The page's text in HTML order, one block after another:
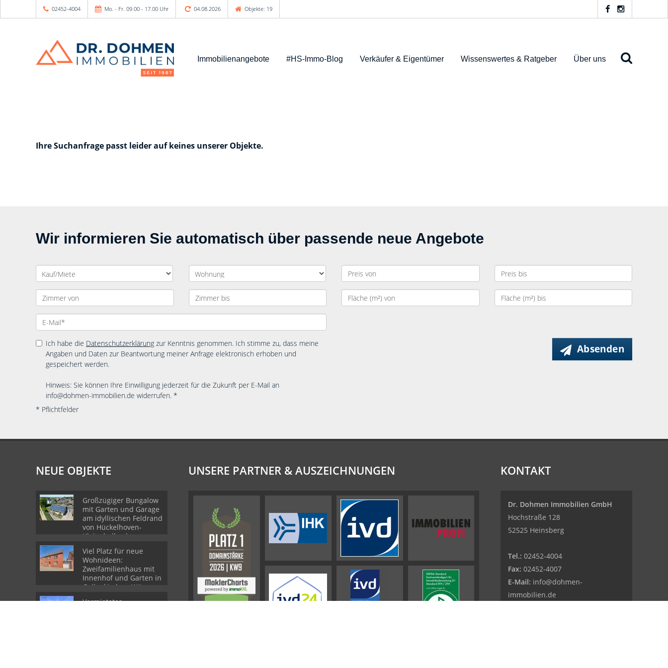
02452-4004 Mo. - Fr. 09.00 - 17.00 Uhr 04.08.2026 Objekte: 19
Immobilienangebote #HS-Immo-Blog Verkäufer & Eigentümer Wissenswertes & Ratgeber Über uns
Ihre Suchanfrage passt leider auf keines unserer Objekte.
Wir informieren Sie automatisch über passende neue Angebote
Ich habe die Datenschutzerklärung zur Kenntnis genommen. Ich stimme zu, dass meine
Angaben und Daten zur Beantwortung meiner Anfrage elektronisch erhoben und
gespeichert werden.
Hinweis: Sie können Ihre Einwilligung jederzeit für die Zukunft per E-Mail an
info@dohmen-immobilien.de widerrufen. *
* Pflichtfelder
Absenden
NEUE OBJEKTE
Großzügiger Bungalow
mit Garten und Garage
am idyllischen Feldrand
von Hückelhoven-
Kleingladbach
Viel Platz für neue
Wohnideen:
Zweifamilienhaus mit
Innenhof und Garten in
Geilenkirchen-Würm
Vermietetes
UNSERE PARTNER & AUSZEICHNUNGEN KONTAKT
Dr. Dohmen Immobilien GmbH
Hochstraße 128
52525 Heinsberg
Tel.: 02452-4004
Fax: 02452-4007
E-Mail: info@dohmen-
immobilien.de